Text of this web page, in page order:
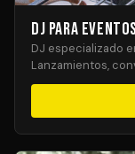
DJ para
DJ especializado
Lanzamientos,